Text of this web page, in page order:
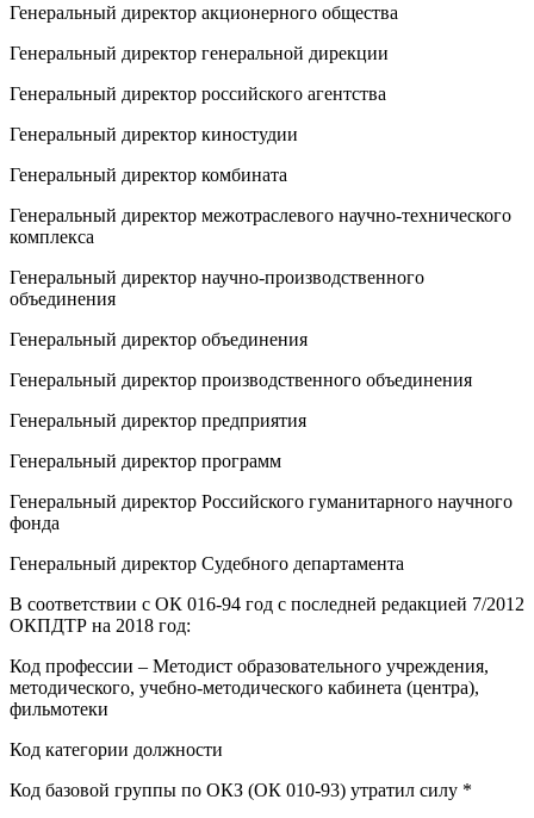
Генеральный директор акционерного общества
Генеральный директор генеральной дирекции
Генеральный директор российского агентства
Генеральный директор киностудии
Генеральный директор комбината
Генеральный директор межотраслевого научно-технического
комплекса
Генеральный директор научно-производственного
объединения
Генеральный директор объединения
Генеральный директор производственного объединения
Генеральный директор предприятия
Генеральный директор программ
Генеральный директор Российского гуманитарного научного
фонда
Генеральный директор Судебного департамента
В соответствии с ОК 016-94 год с последней редакцией 7/2012
ОКПДТР на 2018 год:
Код профессии – Методист образовательного учреждения,
методического, учебно-методического кабинета (центра),
фильмотеки
Код категории должности
Код базовой группы по ОКЗ (ОК 010-93) утратил силу *